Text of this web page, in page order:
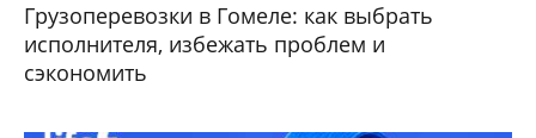
Грузоперевозки в Гомеле: как выбрать
исполнителя, избежать проблем и
сэкономить